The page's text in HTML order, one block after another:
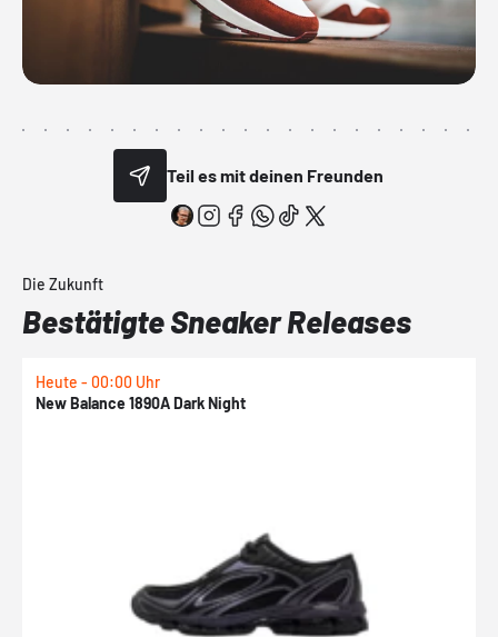
Teil es mit deinen Freunden
Die Zukunft
Bestätigte Sneaker Releases
Heute - 00:00 Uhr
New Balance 1890A Dark Night